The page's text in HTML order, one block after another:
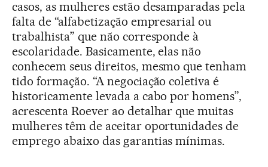
casos, as mulheres estão desamparadas pela
falta de “alfabetização empresarial ou
trabalhista” que não corresponde à
escolaridade. Basicamente, elas não
conhecem seus direitos, mesmo que tenham
tido formação. “A negociação coletiva é
historicamente levada a cabo por homens”,
acrescenta Roever ao detalhar que muitas
mulheres têm de aceitar oportunidades de
emprego abaixo das garantias mínimas.